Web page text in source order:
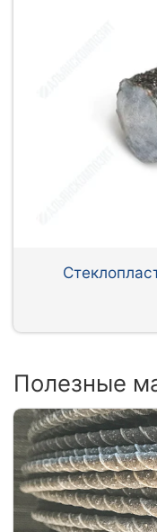
Полезные